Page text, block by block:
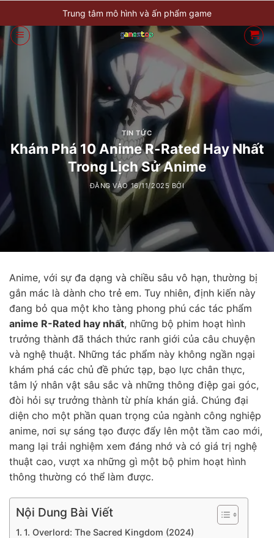
qua
nội
dung
Trung tâm mô hình và ấn phẩm game
TIN TỨC
Khám Phá 10 Anime R-Rated Hay Nhất
Trong Lịch Sử Anime
ĐĂNG VÀO16/11/2025 BỞI
Anime, với sự đa dạng và chiều sâu vô hạn, thường bị
gắn mác là dành cho trẻ em. Tuy nhiên, định kiến này
đang bỏ qua một kho tàng phong phú các tác phẩm
anime R-Rated hay nhất, những bộ phim hoạt hình
trưởng thành đã thách thức ranh giới của câu chuyện
và nghệ thuật. Những tác phẩm này không ngần ngại
khám phá các chủ đề phức tạp, bạo lực chân thực,
tâm lý nhân vật sâu sắc và những thông điệp gai góc,
đòi hỏi sự trưởng thành từ phía khán giả. Chúng đại
diện cho một phần quan trọng của ngành công nghiệp
anime, nơi sự sáng tạo được đẩy lên một tầm cao mới,
mang lại trải nghiệm xem đáng nhớ và có giá trị nghệ
thuật cao, vượt xa những gì một bộ phim hoạt hình
thông thường có thể làm được.
Nội Dung Bài Viết
1. Overlord: The Sacred Kingdom (2024)